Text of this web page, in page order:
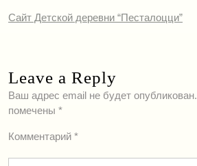
Сайт Детской деревни “Песталоцци”
Leave a Reply
Ваш адрес email не будет опубликован.
помечены *
Комментарий *